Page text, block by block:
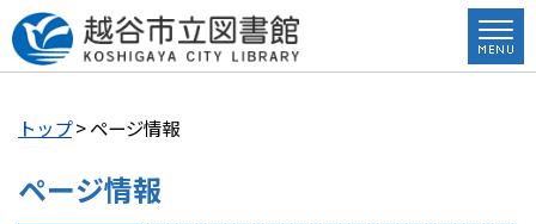
トップ> ページ情報
ページ情報